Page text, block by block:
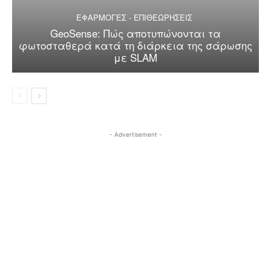
ΕΦΑΡΜΟΓΕΣ - ΕΠΙΘΕΩΡΗΣΕΙΣ
GeoSense: Πώς αποτυπώνονται τα
φωτοσταθερά κατά τη διάρκεια της σάρωσης
με SLAM
- Advertisement -